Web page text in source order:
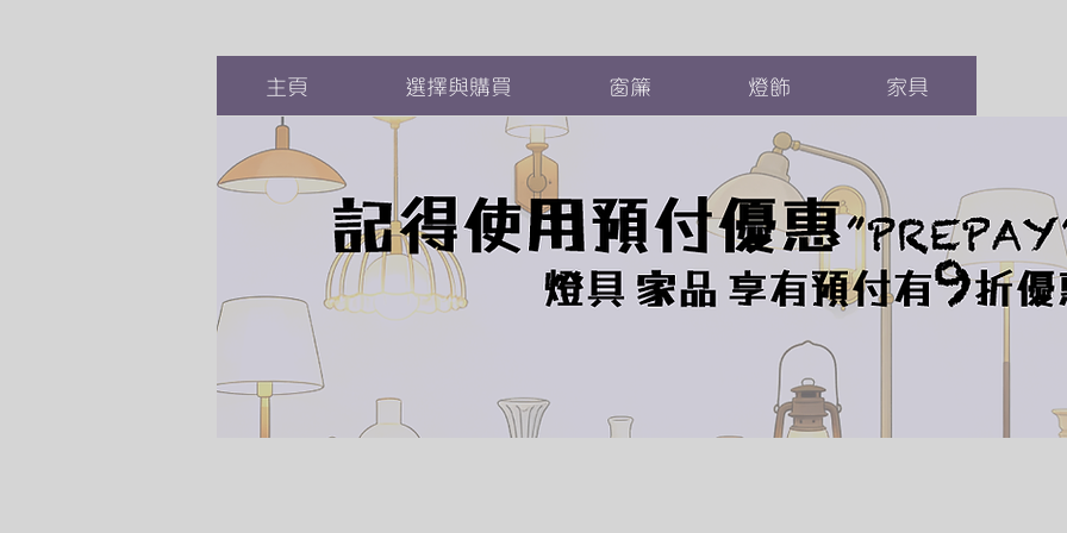
主頁 選擇與購買 窗簾 燈飾 家具